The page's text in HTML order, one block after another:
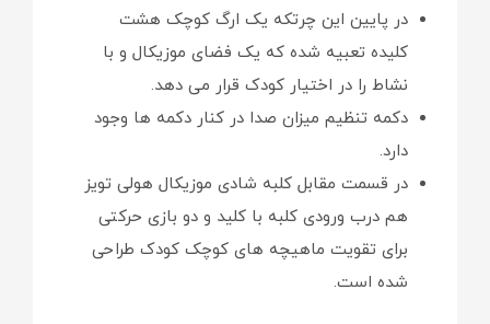
در پایین این چرتکه یک ارگ کوچک هشت
کلیده تعبیه شده که یک فضای موزیکال و با
نشاط را در اختیار کودک قرار می دهد.
دکمه تنظیم میزان صدا در کنار دکمه ها وجود
دارد.
در قسمت مقابل کلبه شادی موزیکال هولی تویز
هم درب ورودی کلبه با کلید و دو بازی حرکتی
برای تقویت ماهیچه های کوچک کودک طراحی
شده است.